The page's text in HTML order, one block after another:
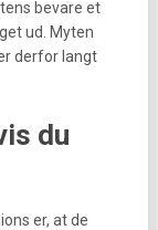
bevare et
ud. Myten
derfor langt
du
er, at de